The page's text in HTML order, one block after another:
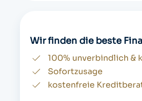
Wir finden die beste
100% unverbindlich &
Sofortzusage
kostenfreie